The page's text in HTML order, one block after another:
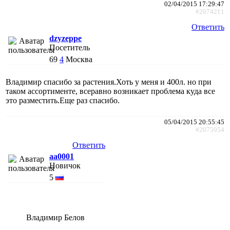
02/04/2015 17:29:47
#2074211
Ответить
dzyzeppe
Посетитель
69 4 Москва
Владимир спасибо за растения.Хоть у меня и 400л. но при
таком ассортименте, всеравно возникает проблема куда все
это разместить.Еще раз спасибо.
05/04/2015 20:55:45
#2075954
Ответить
aa0001
Новичок
5
Владимир Белов